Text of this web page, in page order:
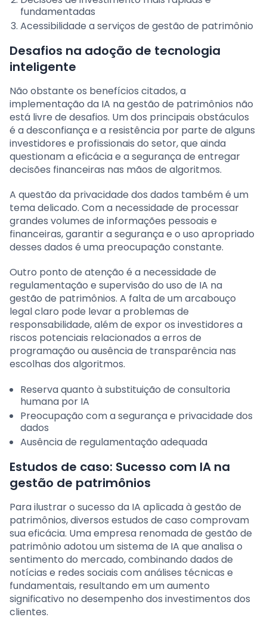
fundamentadas
Acessibilidade a serviços de gestão de patrimônio
Desafios na adoção de tecnologia
inteligente
Não obstante os benefícios citados, a
implementação da IA na gestão de patrimônios não
está livre de desafios. Um dos principais obstáculos
é a desconfiança e a resistência por parte de alguns
investidores e profissionais do setor, que ainda
questionam a eficácia e a segurança de entregar
decisões financeiras nas mãos de algoritmos.
A questão da privacidade dos dados também é um
tema delicado. Com a necessidade de processar
grandes volumes de informações pessoais e
financeiras, garantir a segurança e o uso apropriado
desses dados é uma preocupação constante.
Outro ponto de atenção é a necessidade de
regulamentação e supervisão do uso de IA na
gestão de patrimônios. A falta de um arcabouço
legal claro pode levar a problemas de
responsabilidade, além de expor os investidores a
riscos potenciais relacionados a erros de
programação ou ausência de transparência nas
escolhas dos algoritmos.
Reserva quanto à substituição de consultoria
humana por IA
Preocupação com a segurança e privacidade dos
dados
Ausência de regulamentação adequada
Estudos de caso: Sucesso com IA na
gestão de patrimônios
Para ilustrar o sucesso da IA aplicada à gestão de
patrimônios, diversos estudos de caso comprovam
sua eficácia. Uma empresa renomada de gestão de
patrimônio adotou um sistema de IA que analisa o
sentimento do mercado, combinando dados de
notícias e redes sociais com análises técnicas e
fundamentais, resultando em um aumento
significativo no desempenho dos investimentos dos
clientes.